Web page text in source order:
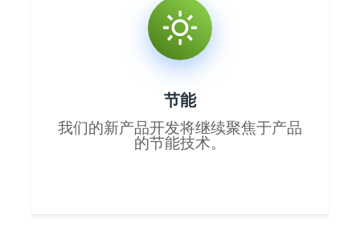
节能
我们的新产品开发将继续聚焦于产品
的节能技术。